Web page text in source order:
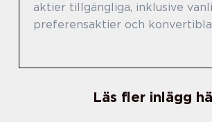
aktier tillgängliga, inklusive
preferensaktier och
Läs fler inlägg